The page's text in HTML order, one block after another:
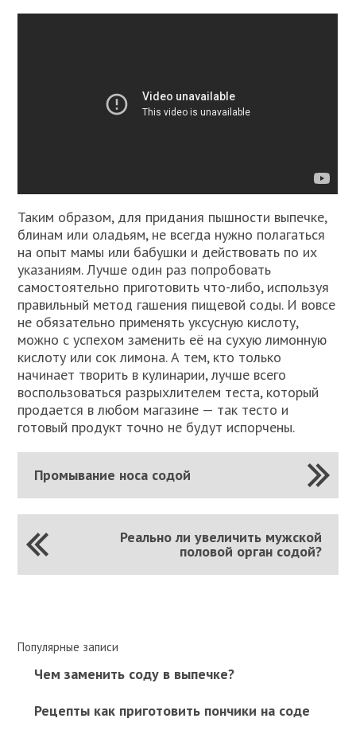
Таким образом, для придания пышности выпечке,
блинам или оладьям, не всегда нужно полагаться
на опыт мамы или бабушки и действовать по их
указаниям. Лучше один раз попробовать
самостоятельно приготовить что-либо, используя
правильный метод гашения пищевой соды. И вовсе
не обязательно применять уксусную кислоту,
можно с успехом заменить её на сухую лимонную
кислоту или сок лимона. А тем, кто только
начинает творить в кулинарии, лучше всего
воспользоваться разрыхлителем теста, который
продается в любом магазине — так тесто и
готовый продукт точно не будут испорчены.
Промывание носа содой
Реально ли увеличить мужской
половой орган содой?
Популярные записи
Чем заменить соду в выпечке?
Рецепты как приготовить пончики на соде